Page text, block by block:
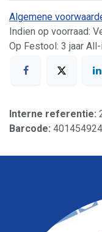
Algemene
Indien op voorraad:
Op Festool: 3 jaar
Interne referentie:
Barcode: